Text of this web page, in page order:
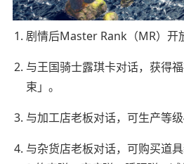
剧情后Master Rank（MR）开
与王国骑士露琪卡对话，获得
束」。
与加工店老板对话，可生产等
与杂货店老板对话，可购买道